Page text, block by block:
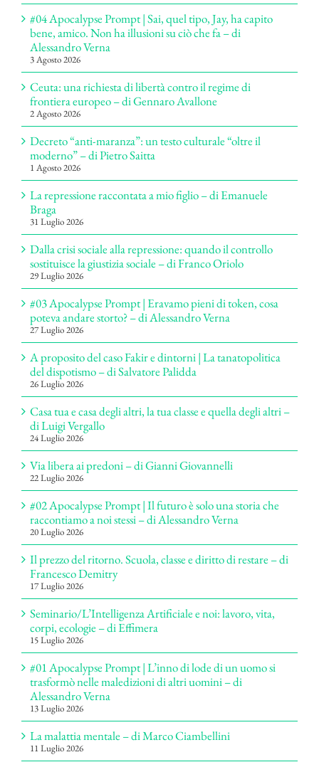
#04 Apocalypse Prompt | Sai, quel tipo, Jay, ha capito
bene, amico. Non ha illusioni su ciò che fa – di
Alessandro Verna
3 Agosto 2026
Ceuta: una richiesta di libertà contro il regime di
frontiera europeo – di Gennaro Avallone
2 Agosto 2026
Decreto “anti-maranza”: un testo culturale “oltre il
moderno” – di Pietro Saitta
1 Agosto 2026
La repressione raccontata a mio figlio – di Emanuele
Braga
31 Luglio 2026
Dalla crisi sociale alla repressione: quando il controllo
sostituisce la giustizia sociale – di Franco Oriolo
29 Luglio 2026
#03 Apocalypse Prompt | Eravamo pieni di token, cosa
poteva andare storto? – di Alessandro Verna
27 Luglio 2026
A proposito del caso Fakir e dintorni | La tanatopolitica
del dispotismo – di Salvatore Palidda
26 Luglio 2026
Casa tua e casa degli altri, la tua classe e quella degli altri –
di Luigi Vergallo
24 Luglio 2026
Via libera ai predoni – di Gianni Giovannelli
22 Luglio 2026
#02 Apocalypse Prompt | Il futuro è solo una storia che
raccontiamo a noi stessi – di Alessandro Verna
20 Luglio 2026
Il prezzo del ritorno. Scuola, classe e diritto di restare – di
Francesco Demitry
17 Luglio 2026
Seminario/L’Intelligenza Artificiale e noi: lavoro, vita,
corpi, ecologie – di Effimera
15 Luglio 2026
#01 Apocalypse Prompt | L’inno di lode di un uomo si
trasformò nelle maledizioni di altri uomini – di
Alessandro Verna
13 Luglio 2026
La malattia mentale – di Marco Ciambellini
11 Luglio 2026